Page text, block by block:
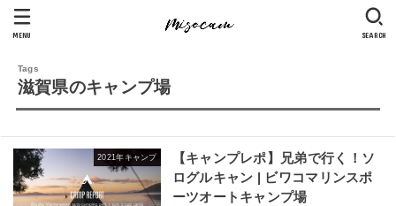
SEARCH
MENU
滋賀県のキャンプ場
2021年キャンプ
【キャンプレポ】兄弟で行く！ソ
ログルキャン | ビワコマリンスポ
ーツオートキャンプ場